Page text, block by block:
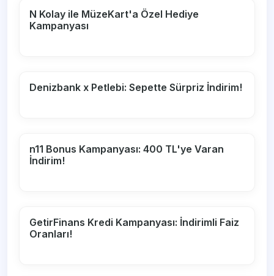
N Kolay ile MüzeKart'a Özel Hediye
Kampanyası
Denizbank x Petlebi: Sepette Sürpriz İndirim!
n11 Bonus Kampanyası: 400 TL'ye Varan
İndirim!
GetirFinans Kredi Kampanyası: İndirimli Faiz
Oranları!